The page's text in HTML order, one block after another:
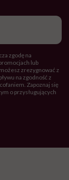
zgodę na
lub
zrezygnować z
na zgodność z
Zapoznaj się
o przysługujących